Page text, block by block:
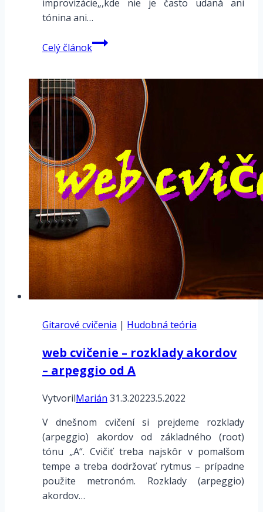
improvizácie„,kde nie je často udaná ani
tónina ani…
Celý článokImprovizačné
východiská
Gitarové cvičenia | Hudobná teória
web cvičenie – rozklady akordov
– arpeggio od A
VytvorilMarián 31.3.20223.5.2022
V dnešnom cvičení si prejdeme rozklady
(arpeggio) akordov od základného (root)
tónu „A“. Cvičiť treba najskôr v pomalšom
tempe a treba dodržovať rytmus – prípadne
použite metronóm. Rozklady (arpeggio)
akordov…